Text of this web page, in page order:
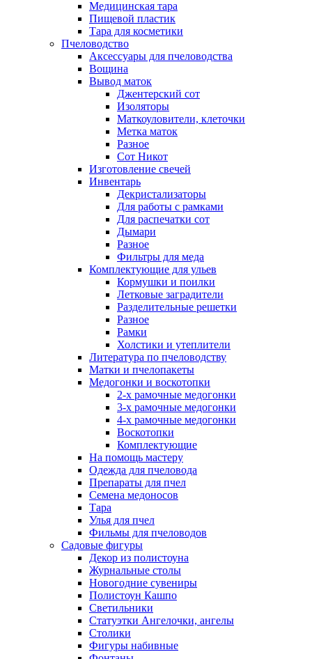
Медицинская тара
Пищевой пластик
Тара для косметики
Пчеловодство
Аксессуары для пчеловодства
Вощина
Вывод маток
Джентерский сот
Изоляторы
Маткоуловители, клеточки
Метка маток
Разное
Сот Никот
Изготовление свечей
Инвентарь
Декристализаторы
Для работы с рамками
Для распечатки сот
Дымари
Разное
Фильтры для меда
Комплектующие для ульев
Кормушки и поилки
Летковые заградители
Разделительные решетки
Разное
Рамки
Холстики и утеплители
Литература по пчеловодству
Матки и пчелопакеты
Медогонки и воскотопки
2-х рамочные медогонки
3-х рамочные медогонки
4-х рамочные медогонки
Воскотопки
Комплектующие
На помощь мастеру
Одежда для пчеловода
Препараты для пчел
Семена медоносов
Тара
Улья для пчел
Фильмы для пчеловодов
Садовые фигуры
Декор из полистоуна
Журнальные столы
Новогодние сувениры
Полистоун Кашпо
Светильники
Статуэтки Ангелочки, ангелы
Столики
Фигуры набивные